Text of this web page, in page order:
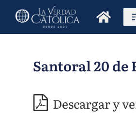
Santoral 20 de
Descargar y